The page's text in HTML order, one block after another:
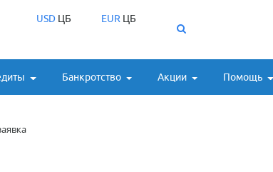
USDЦБ EUR ЦБ
Банкротство Акции Помощь